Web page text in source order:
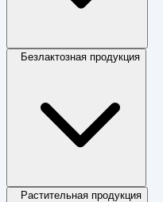
Безлактозная продукция
Растительная продукция